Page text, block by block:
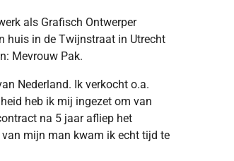
als Grafisch Ontwerper
huis in de Twijnstraat in Utrecht
Mevrouw Pak.
Nederland. Ik verkocht o.a.
heb ik mij ingezet om van
na 5 jaar afliep het
van mijn man kwam ik echt tijd te